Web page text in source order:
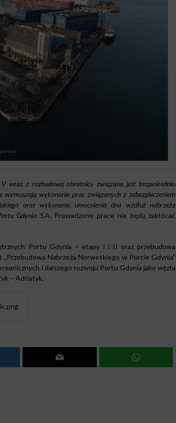
wraz z rozbudową obrotnicy związana jest bezpośrednio
wykonanie prac związanych z zabezpieczeniem
oraz wykonanie umocnienia dna wzdłuż nabrzeża
Gdynia S.A. Prowadzone prace nie będą zakłócać
Portu Gdynia – etapy I i II oraz przebudowa
Nabrzeża Norweskiego w Porcie Gdynia”
i dalszego rozwoju Portu Gdynia jako węzła
– Adriatyk.